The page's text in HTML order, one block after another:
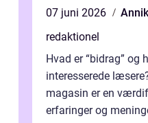
07 juni 2026
redaktionel
Hvad er “bidrag” og
interesserede
magasin er en
erfaringer og